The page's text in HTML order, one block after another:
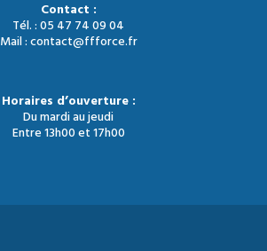
Contact :
Tél. : 05 47 74 09 04
Mail : contact@ffforce.fr
Horaires d’ouverture :
Du mardi au jeudi
Entre 13h00 et 17h00